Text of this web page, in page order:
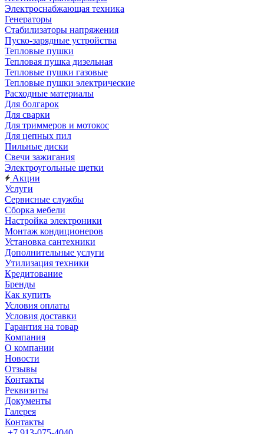
Электроснабжающая техника
Генераторы
Стабилизаторы напряжения
Пуско-зарядные устройства
Тепловые пушки
Тепловая пушка дизельная
Тепловые пушки газовые
Тепловые пушки электрические
Расходные материалы
Для болгарок
Для сварки
Для триммеров и мотокос
Для цепных пил
Пильные диски
Свечи зажигания
Электроугольные щетки
Акции
Услуги
Сервисные службы
Сборка мебели
Настройка электроники
Монтаж кондиционеров
Установка сантехники
Дополнительные услуги
Утилизация техники
Кредитование
Бренды
Как купить
Условия оплаты
Условия доставки
Гарантия на товар
Компания
О компании
Новости
Отзывы
Контакты
Реквизиты
Документы
Галерея
Контакты